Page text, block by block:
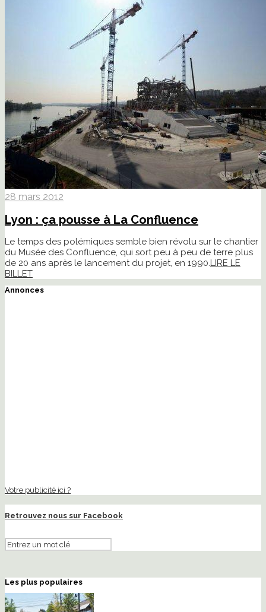
28 mars 2012
Lyon : ça pousse à La Confluence
Le temps des polémiques semble bien révolu sur le chantier
du Musée des Confluence, qui sort peu à peu de terre plus
de 20 ans après le lancement du projet, en 1990.LIRE LE
BILLET
Annonces
Votre publicité ici ?
Retrouvez nous sur Facebook
Les plus populaires